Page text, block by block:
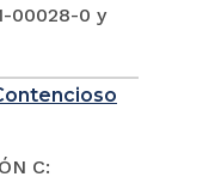
00028-0 y
C: